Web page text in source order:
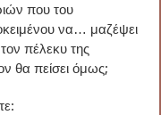
που του
να… μαζέψει
πέλεκυ της
θα πείσει όμως;